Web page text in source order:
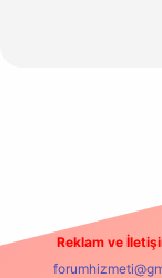
Reklam ve